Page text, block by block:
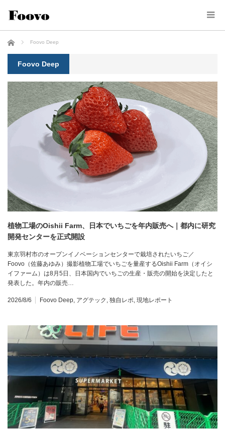
ホーム Foovo Deep
Foovo Deep
植物工場のOishii Farm、日本でいちごを年内販売へ｜都内に研究
開発センターを正式開設
東京羽村市のオープンイノベーションセンターで栽培されたいちご／
Foovo（佐藤あゆみ）撮影植物工場でいちごを量産するOishii Farm（オイシ
イファーム）は8月5日、日本国内でいちごの生産・販売の開始を決定したと
発表した。年内の販売…
2026/8/6 Foovo Deep アグテック 独自レポ 現地レポート